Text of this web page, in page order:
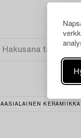
AASIALAINEN